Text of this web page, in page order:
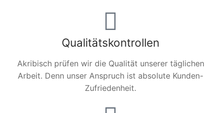
Qualitätskontrollen
Akribisch prüfen wir die Qualität unserer täglichen
Arbeit. Denn unser Anspruch ist absolute Kunden-
Zufriedenheit.